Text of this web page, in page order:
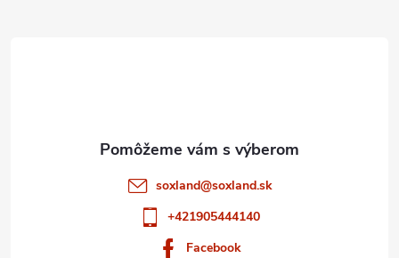
soxland@soxland.sk
+421905444140
Facebook